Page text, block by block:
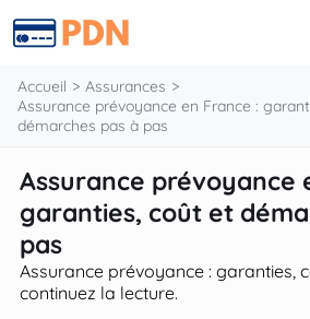
Finances
Prêt
Retraite
Assurances
Accueil
Assurances
Assurance prévoyance en France :
démarches pas à pas
Assurance prévoyance
garanties, coût et
pas
Assurance prévoyance : garanties,
continuez la lecture.